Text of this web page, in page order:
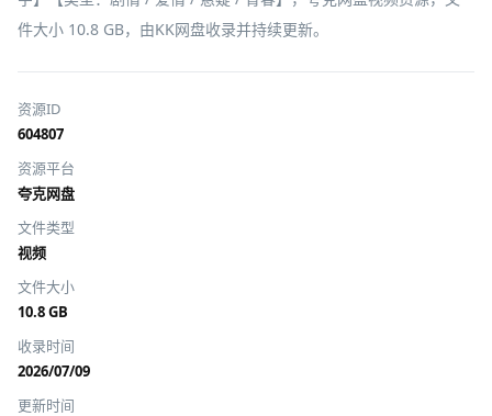
件大小 10.8 GB，由KK网盘收录并持续更新。
资源ID
604807
资源平台
夸克网盘
文件类型
视频
文件大小
10.8 GB
收录时间
2026/07/09
更新时间